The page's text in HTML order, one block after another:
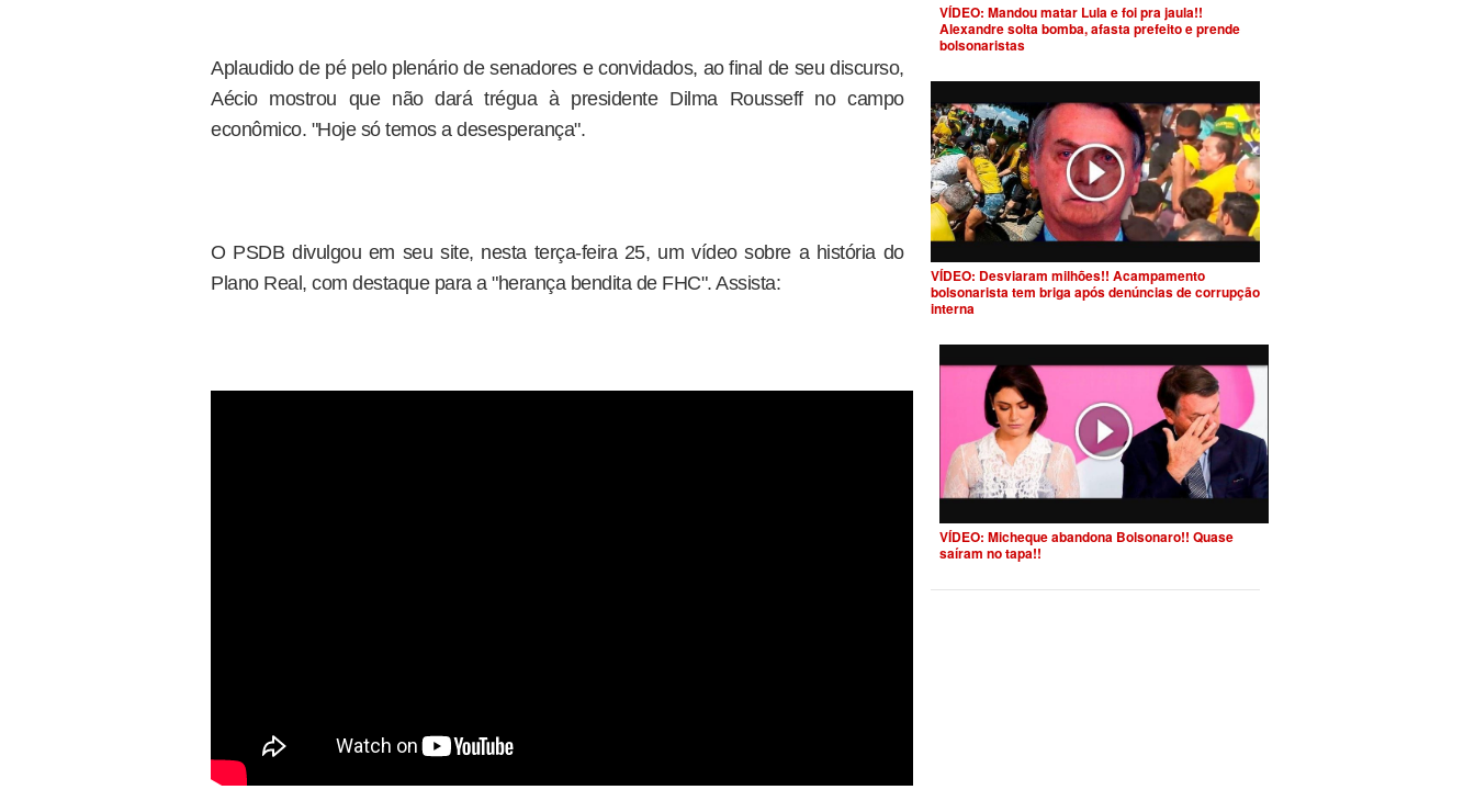
Aplaudido de pé pelo plenário de senadores e convidados, ao final de seu discurso,
Aécio mostrou que não dará trégua à presidente Dilma Rousseff no campo
econômico. "Hoje só temos a desesperança".
O PSDB divulgou em seu site, nesta terça-feira 25, um vídeo sobre a história do
Plano Real, com destaque para a "herança bendita de FHC". Assista:
VÍDEO: Mandou matar Lula e foi pra jaula!!
Alexandre solta bomba, afasta prefeito e prende
bolsonaristas
VÍDEO: Desviaram milhões!! Acampamento
bolsonarista tem briga após denúncias de corrupção
interna
VÍDEO: Micheque abandona Bolsonaro!! Quase
saíram no tapa!!